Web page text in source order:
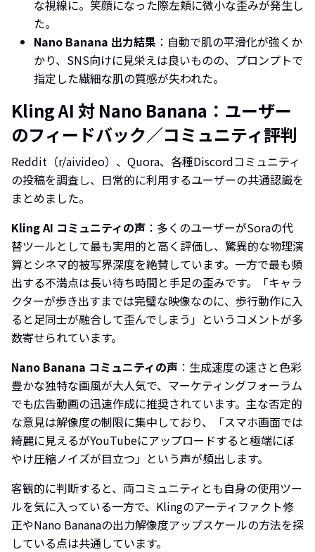
な視線に。笑顔になった際左頬に微小な歪みが発生し
た。
Nano Banana 出力結果 ：自動で肌の平滑化が強くか
かり、SNS向けに見栄えは良いものの、プロンプトで
指定した繊細な肌の質感が失われた。
Kling AI 対 Nano Banana：ユーザー
のフィードバック／コミュニティ評判
Reddit（r/aivideo）、Quora、各種Discordコミュニティ
の投稿を調査し、日常的に利用するユーザーの共通認識を
まとめました。
Kling AI コミュニティの声 ：多くのユーザーがSoraの代
替ツールとして最も実用的と高く評価し、驚異的な物理演
算とシネマ的被写界深度を絶賛しています。一方で最も頻
出する不満点は長い待ち時間と手足の歪みです。「キャラ
クターが歩き出すまでは完璧な映像なのに、歩行動作に入
ると足同士が融合して歪んでしまう」というコメントが多
数寄せられています。
Nano Banana コミュニティの声 ：生成速度の速さと色彩
豊かな独特な画風が大人気で、マーケティングフォーラム
でも広告動画の迅速作成に推奨されています。主な否定的
な意見は解像度の制限に集中しており、「スマホ画面では
綺麗に見えるがYouTubeにアップロードすると極端にぼ
やけ圧縮ノイズが目立つ」という声が頻出します。
客観的に判断すると、両コミュニティとも自身の使用ツー
ルを気に入っている一方で、Klingのアーティファクト修
正やNano Bananaの出力解像度アップスケールの方法を探
している点は共通しています。